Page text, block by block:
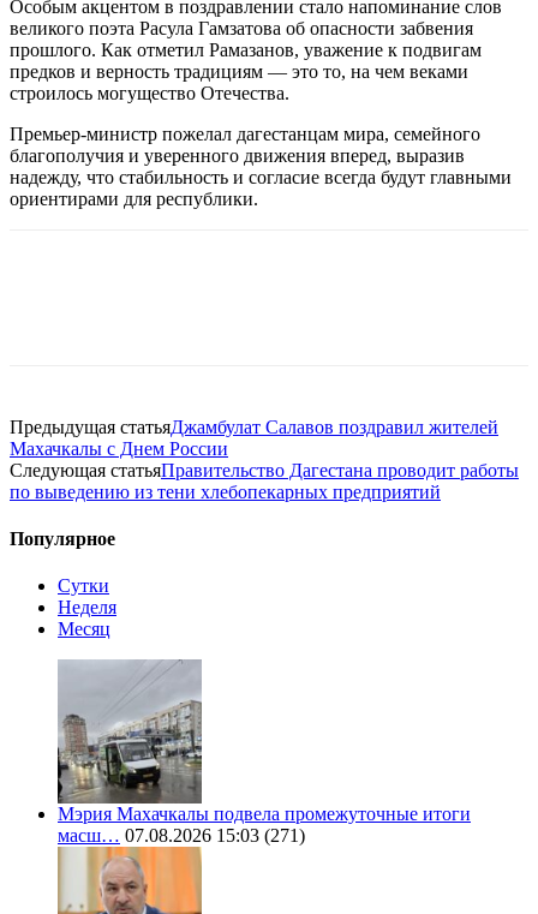
Особым акцентом в поздравлении стало напоминание слов
великого поэта Расула Гамзатова об опасности забвения
прошлого. Как отметил Рамазанов, уважение к подвигам
предков и верность традициям — это то, на чем веками
строилось могущество Отечества.
Премьер-министр пожелал дагестанцам мира, семейного
благополучия и уверенного движения вперед, выразив
надежду, что стабильность и согласие всегда будут главными
ориентирами для республики.
Предыдущая статьяДжамбулат Салавов поздравил жителей
Махачкалы с Днем России
Следующая статьяПравительство Дагестана проводит работы
по выведению из тени хлебопекарных предприятий
Популярное
Сутки
Неделя
Месяц
Мэрия Махачкалы подвела промежуточные итоги
масш… 07.08.2026 15:03 (271)